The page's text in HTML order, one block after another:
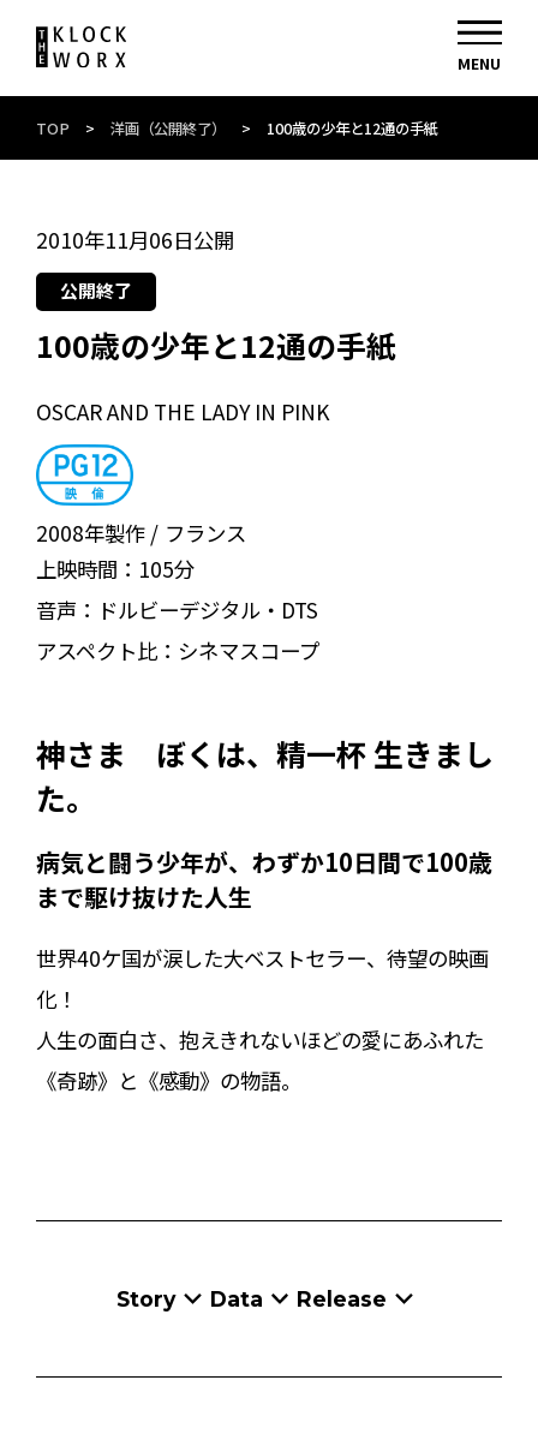
TOP > 洋画（公開終了） > 100歳の少年と12通の手紙
2010年11月06日公開
公開終了
100歳の少年と12通の手紙
OSCAR AND THE LADY IN PINK
2008年製作
フランス
上映時間： 105分
音声： ドルビーデジタル・DTS
アスペクト比： シネマスコープ
神さま ぼくは、精一杯 生きまし
た。
病気と闘う少年が、わずか10日間で100歳
まで駆け抜けた人生――
世界40ケ国が涙した大ベストセラー、待望の映画
化！
人生の面白さ、抱えきれないほどの愛にあふれた
《奇跡》と《感動》の物語。
Story Data Release